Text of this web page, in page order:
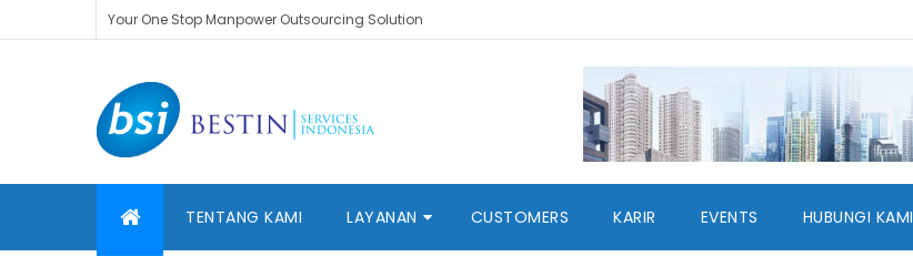
Your One Stop Manpower Outsourcing Solution
TENTANG KAMI LAYANAN CUSTOMERS KARIR EVENTS HUBUNGI KAMI